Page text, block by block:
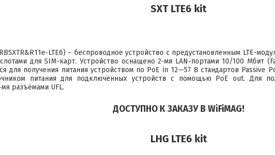
SXT LTE6 kit
LTE6) – беспроводное устройство с предустановленным LTE-
для SIM-карт. Устройство оснащено 2-мя LAN-портами 10/100 Мбит
для получения питания устройством по PoE in 12—57 В стандартов Passive
питания для подключённых устройств с помощью PoE out. Для
разъёмами UFL.
ДОСТУПНО К ЗАКАЗУ В WiFiMAG!
LHG LTE6 kit